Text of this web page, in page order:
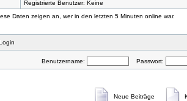
Registrierte Benutzer: Keine
Daten zeigen an, wer in den letzten 5 Minuten online war.
Benutzername: Passwort:
Neue Beiträge